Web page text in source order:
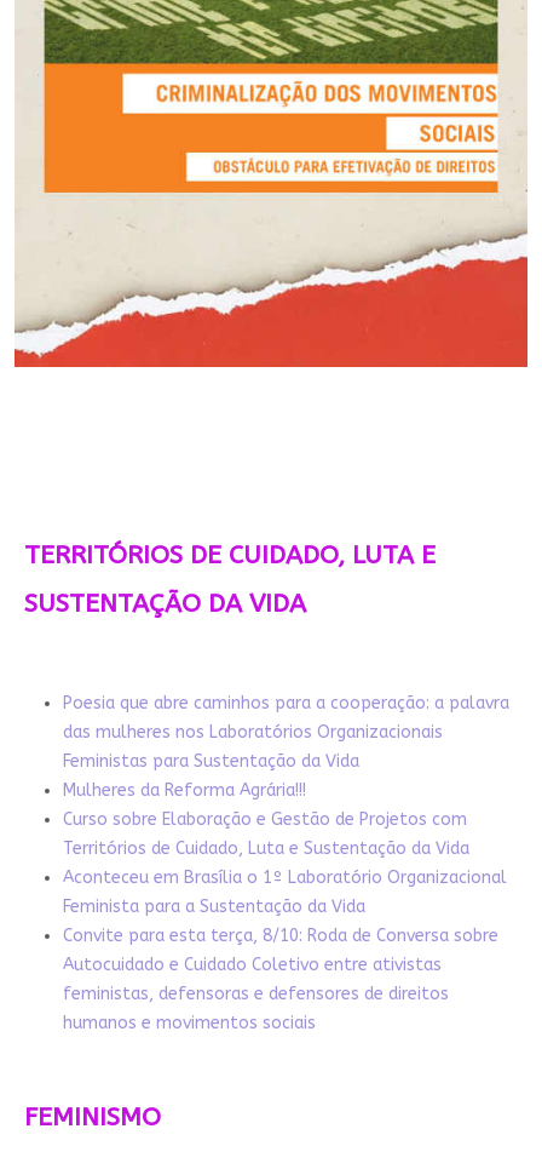
TERRITÓRIOS DE CUIDADO, LUTA E
SUSTENTAÇÃO DA VIDA
Poesia que abre caminhos para a cooperação: a palavra
das mulheres nos Laboratórios Organizacionais
Feministas para Sustentação da Vida
Mulheres da Reforma Agrária!!!
Curso sobre Elaboração e Gestão de Projetos com
Territórios de Cuidado, Luta e Sustentação da Vida
Aconteceu em Brasília o 1º Laboratório Organizacional
Feminista para a Sustentação da Vida
Convite para esta terça, 8/10: Roda de Conversa sobre
Autocuidado e Cuidado Coletivo entre ativistas
feministas, defensoras e defensores de direitos
humanos e movimentos sociais
FEMINISMO